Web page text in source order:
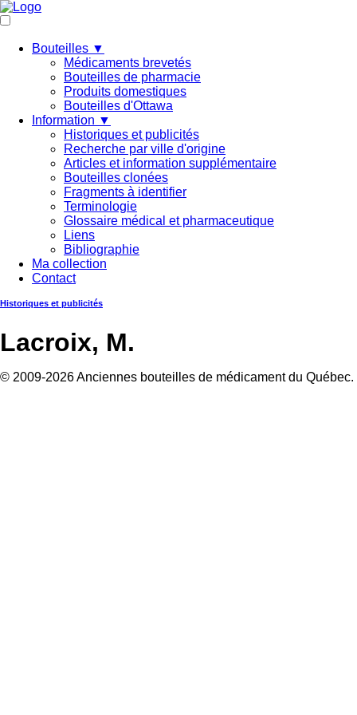
Bouteilles ▼
Médicaments brevetés
Bouteilles de pharmacie
Produits domestiques
Bouteilles d'Ottawa
Information ▼
Historiques et publicités
Recherche par ville d'origine
Articles et information supplémentaire
Bouteilles clonées
Fragments à identifier
Terminologie
Glossaire médical et pharmaceutique
Liens
Bibliographie
Ma collection
Contact
Historiques et publicités
Lacroix, M.
© 2009-2026 Anciennes bouteilles de médicament du Québec.